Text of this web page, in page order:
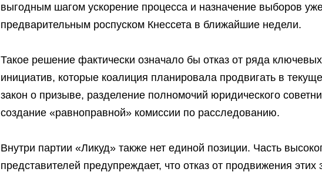
выгодным шагом ускорение процесса и назначение выборов
предварительным роспуском Кнессета в ближайшие недели.
Такое решение фактически означало бы отказ от ряда
инициатив, которые коалиция планировала продвигать в
закон о призыве, разделение полномочий юридического
создание «равноправной» комиссии по расследованию.
Внутри партии «Ликуд» также нет единой позиции. Часть
представителей предупреждает, что отказ от продвижения этих